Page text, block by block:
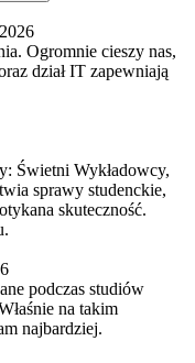
Ogromnie cieszy nas,
dział IT zapewniają
Świetni Wykładowcy,
sprawy studenckie,
skuteczność.
podczas studiów
na takim
najbardziej.